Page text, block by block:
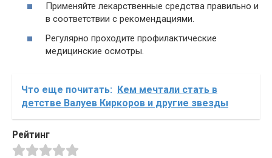
Применяйте лекарственные средства правильно и
в соответствии с рекомендациями.
Регулярно проходите профилактические
медицинские осмотры.
Что еще почитать: Кем мечтали стать в
детстве Валуев Киркоров и другие звезды
Рейтинг